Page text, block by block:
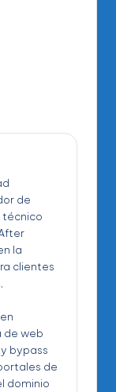
de
técnico
la
clientes
de web
bypass
de
dominio